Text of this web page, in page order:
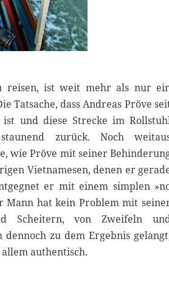
reisen, ist weit mehr als nur
Tatsache, dass Andreas Pröve
und diese Strecke im
zurück. Noch
wie Pröve mit seiner
Vietnamesen, denen er
er mit einem simplen
Mann hat kein Problem mit
Scheitern, von Zweifeln
zu dem Ergebnis
authentisch.